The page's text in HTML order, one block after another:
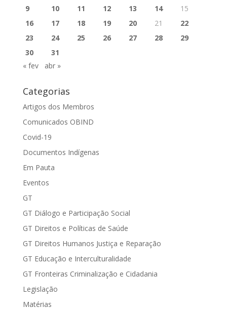
9
10 11 12 13 14
15
16
17 18 19 20 21
22
23
24 25 26 27 28
29
30
31
« fev
abr »
Categorias
Artigos dos Membros
Comunicados OBIND
Covid-19
Documentos Indígenas
Em Pauta
Eventos
GT
GT Diálogo e Participação Social
GT Direitos e Políticas de Saúde
GT Direitos Humanos Justiça e Reparação
GT Educação e Interculturalidade
GT Fronteiras Criminalização e Cidadania
Legislação
Matérias